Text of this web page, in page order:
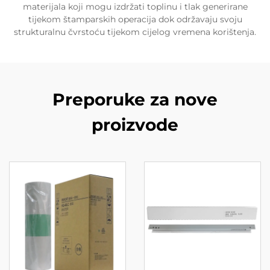
materijala koji mogu izdržati toplinu i tlak generirane
tijekom štamparskih operacija dok održavaju svoju
strukturalnu čvrstoću tijekom cijelog vremena korištenja.
Preporuke za nove
proizvode